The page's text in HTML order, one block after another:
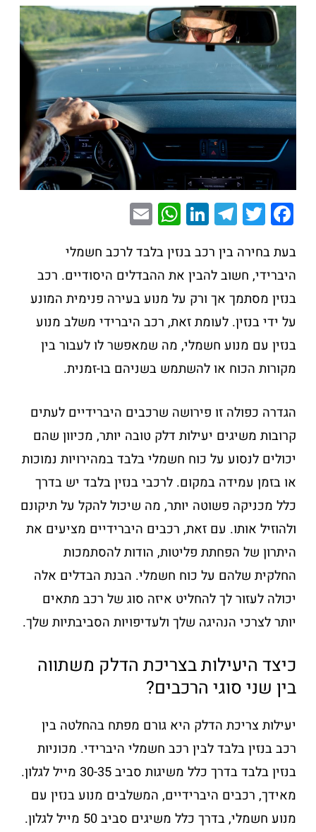
F
a
c
e
b
o
o
k
T
wi
tt
er
T
el
e
gr
a
m
Li
n
k
e
dI
n
W
h
at
s
A
p
p
ai
l
בעת בחירה בין רכב בנזין בלבד לרכב חשמלי
היברידי, חשוב להבין את ההבדלים היסודיים. רכב
בנזין מסתמך אך ורק על מנוע בעירה פנימית המונע
על ידי בנזין. לעומת זאת, רכב היברידי משלב מנוע
בנזין עם מנוע חשמלי, מה שמאפשר לו לעבור בין
מקורות הכוח או להשתמש בשניהם בו-זמנית.
הגדרה כפולה זו פירושה שרכבים היברידיים לעתים
קרובות משיגים יעילות דלק טובה יותר, מכיוון שהם
יכולים לנסוע על כוח חשמלי בלבד במהירויות נמוכות
או בזמן עמידה במקום. לרכבי בנזין בלבד יש בדרך
כלל מכניקה פשוטה יותר, מה שיכול להקל על תיקונם
ולהוזיל אותו. עם זאת, רכבים היברידיים מציעים את
היתרון של הפחתת פליטות, הודות להסתמכות
החלקית שלהם על כוח חשמלי. הבנת הבדלים אלה
יכולה לעזור לך להחליט איזה סוג של רכב מתאים
יותר לצרכי הנהיגה שלך ולעדיפויות הסביבתיות שלך.
כיצד היעילות בצריכת הדלק משתווה
בין שני סוגי הרכבים?
יעילות צריכת הדלק היא גורם מפתח בהחלטה בין
רכב בנזין בלבד לבין רכב חשמלי היברידי. מכוניות
בנזין בלבד בדרך כלל משיגות סביב 30-35 מייל לגלון.
מאידך, רכבים היברידיים, המשלבים מנוע בנזין עם
מנוע חשמלי, בדרך כלל משיגים סביב 50 מייל לגלון.